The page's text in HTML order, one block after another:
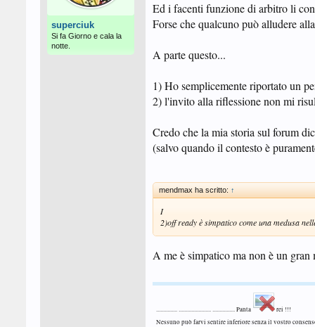
superciuk
Si fa Giorno e cala la
notte.
Ed i facenti funzione di arbitro li
Forse che qualcuno può alludere
A parte questo...
1) Ho semplicemente riportato un
2) l'invito alla riflessione non mi
Credo che la mia storia sul forum
(salvo quando il contesto è
mendmax ha scritto: ↑
I
2)off ready è simpatico come una medusa
A me è simpatico ma non è un
............... ....................... ................ Panta
rei !!!
Nessuno può farvi sentire inferiore senza il vostro